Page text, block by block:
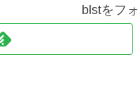
blstをフ